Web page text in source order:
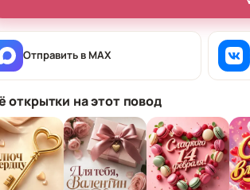
Отправить в MAX
открытки на этот повод